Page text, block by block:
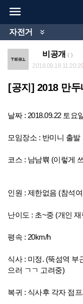

자전거 
비공개 ( )
2018.09.18 11:20:29
[공지] 2018 만
날짜 : 2018.09.22 토요
모임장소 : 반미니 출발
코스 : 남남쀾 (이렇게
인원 : 제한없음 (참석
난이도 : 초~중 (개인
평속 : 20km/h
식사 : 미정. (뚝섬역 부
으러 ㄱㄱ 고려중)
복귀 : 식사후 각자 점